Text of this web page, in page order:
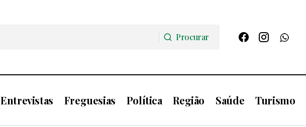
Procurar
Entrevistas Freguesias Política Região Saúde Turismo